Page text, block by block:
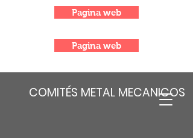
COMITÉS METAL MECANICOS
Pagina web
Pagina web